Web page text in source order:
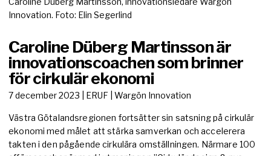
Innovation. Foto: Elin Segerlind
Caroline Düberg Martinsson är
innovationscoachen som brinner
för cirkulär ekonomi
7 december 2023 | ERUF | Wargön Innovation
Västra Götalandsregionen fortsätter sin satsning på cirkulär
ekonomi med målet att stärka samverkan och accelerera
takten i den pågående cirkulära omställningen. Närmare 100